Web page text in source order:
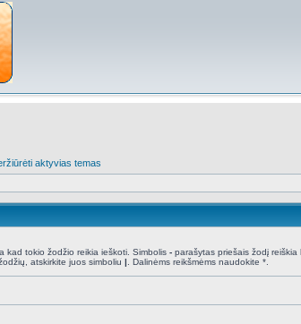
aktyvias temas
kad tokio žodžio reikia ieškoti. Simbolis - parašytas priešais žodį
atskirkite juos simboliu | . Dalinėms reikšmėms naudokite *.